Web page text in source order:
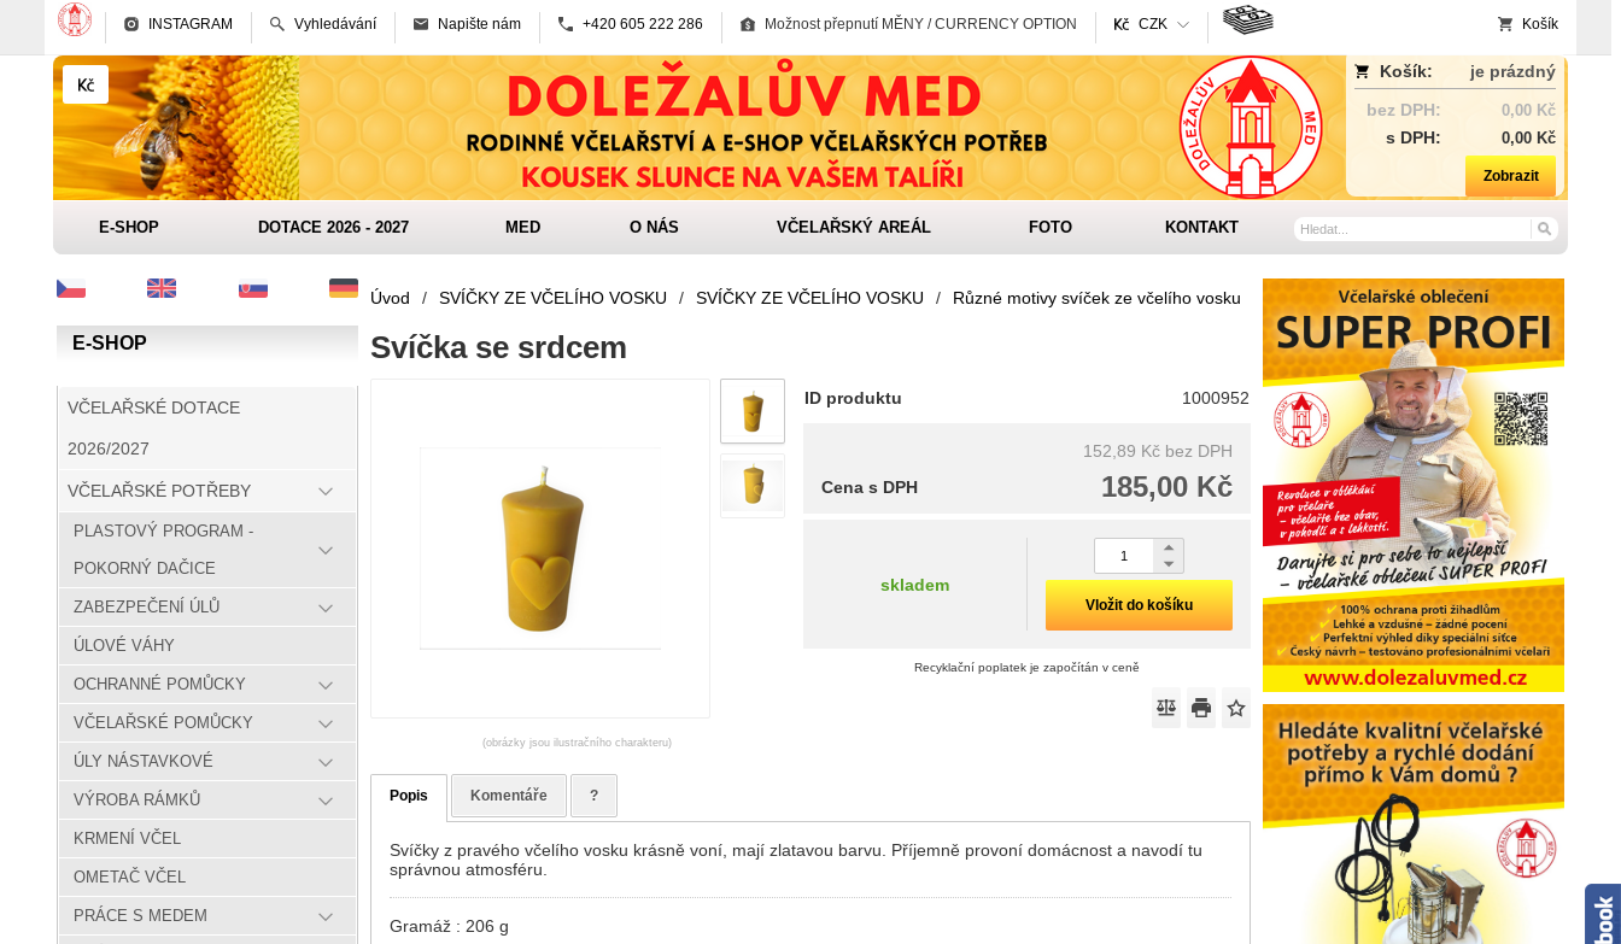
INSTAGRAM Vyhledávání Napište nám +420 605 222 286 Možnost přepnutí MĚNY / CURRENCY OPTION CZK Košík
Košík:
je prázdný
bez DPH:
0,00 Kč
s DPH: 0,00 Kč
Zobrazit
E-SHOP DOTACE 2026 - 2027 MED O NÁS VČELAŘSKÝ AREÁL FOTO KONTAKT
E-SHOP
VČELAŘSKÉ DOTACE
2026/2027
VČELAŘSKÉ POTŘEBY
PLASTOVÝ PROGRAM -
POKORNÝ DAČICE
ZABEZPEČENÍ ÚLŮ
ÚLOVÉ VÁHY
OCHRANNÉ POMŮCKY
VČELAŘSKÉ POMŮCKY
ÚLY NÁSTAVKOVÉ
VÝROBA RÁMKŮ
KRMENÍ VČEL
OMETAČ VČEL
PRÁCE S MEDEM
Úvod / SVÍČKY ZE VČELÍHO VOSKU / SVÍČKY ZE VČELÍHO VOSKU / Různé motivy svíček ze včelího vosku
Svíčka se srdcem
(obrázky jsou ilustračního charakteru)
ID produktu 1000952
152,89 Kč bez DPH
185,00 Kč
Cena s DPH
skladem
Vložit do košíku
Recyklační poplatek je započítán v ceně
Popis Komentáře ?
Svíčky z pravého včelího vosku krásně voní, mají zlatavou barvu. Příjemně provoní domácnost a navodí tu
správnou atmosféru.
Gramáž : 206 g